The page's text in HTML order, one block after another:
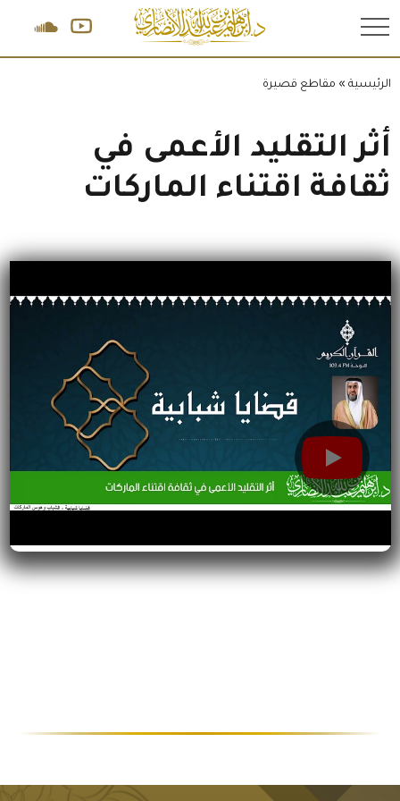
الرئيسية » مقاطع قصيرة
أثر التقليد الأعمى في
ثقافة اقتناء الماركات